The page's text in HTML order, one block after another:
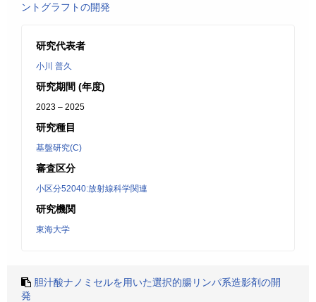
ントグラフトの開発
研究代表者
小川 普久
研究期間 (年度)
2023 – 2025
研究種目
基盤研究(C)
審査区分
小区分52040:放射線科学関連
研究機関
東海大学
胆汁酸ナノミセルを用いた選択的腸リンパ系造影剤の開
発